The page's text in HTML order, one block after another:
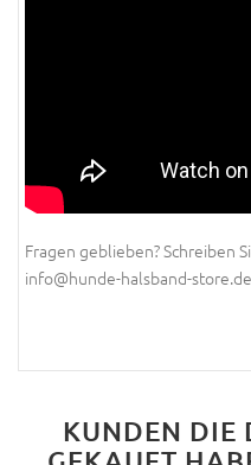
Fragen geblieben? Schreiben
info@hunde-halsband-store.de
KUNDEN DIE